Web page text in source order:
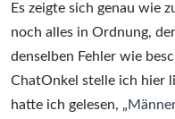
Es zeigte sich genau wie
noch alles in Ordnung,
denselben Fehler wie
ChatOnkel stelle ich hier
hatte ich gelesen, „